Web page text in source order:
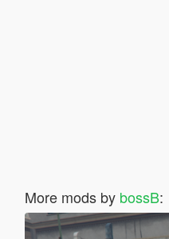
More mods by bossB: